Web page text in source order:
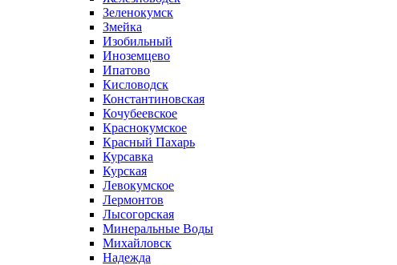
Зеленокумск
Змейка
Изобильный
Иноземцево
Ипатово
Кисловодск
Константиновская
Кочубеевское
Краснокумское
Красный Пахарь
Курсавка
Курская
Левокумское
Лермонтов
Лысогорская
Минеральные Воды
Михайловск
Надежда